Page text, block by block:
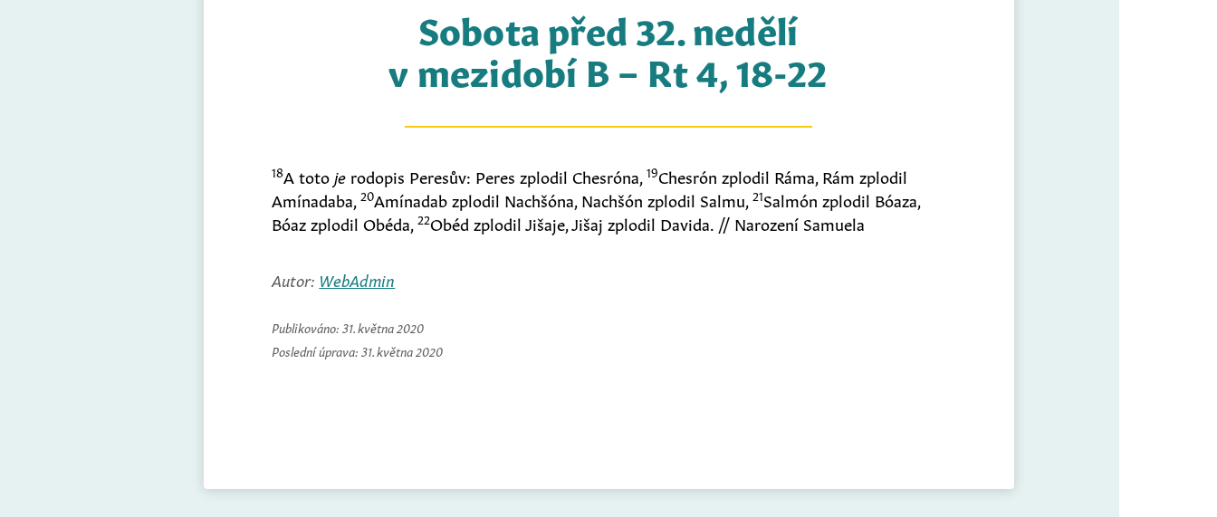
Sobota před 32. nedělí
v mezidobí B – Rt 4, 18-22
18A toto je rodopis Peresův: Peres zplodil Chesróna,19Chesrón zplodil Ráma, Rám zplodil
Amínadaba,20Amínadab zplodil Nachšóna, Nachšón zplodil Salmu,21Salmón zplodil Bóaza,
Bóaz zplodil Obéda,22Obéd zplodil Jišaje, Jišaj zplodil Davida. // Narození Samuela
Autor: WebAdmin
Publikováno: 31. května 2020
Poslední úprava: 31. května 2020